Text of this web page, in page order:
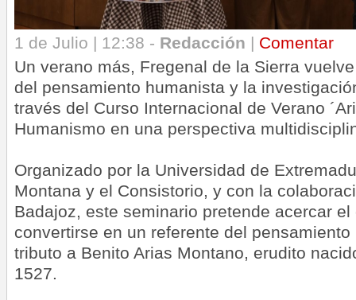
1 de Julio | 12:38 - Redacción | Comentar
Un verano más, Fregenal de la Sierra
del pensamiento humanista y la
través del Curso Internacional de Verano
Humanismo en una perspectiva
Organizado por la Universidad de
Montana y el Consistorio, y con la
Badajoz, este seminario pretende acercar
convertirse en un referente del
tributo a Benito Arias Montano, erudito
1527.